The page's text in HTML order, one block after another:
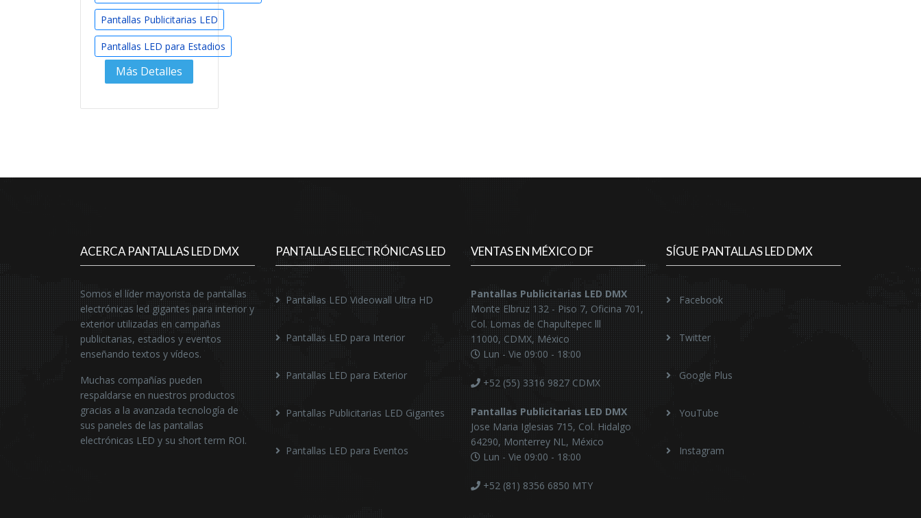
Pantallas Publicitarias LED
Pantallas LED para Estadios
Más Detalles
ACERCA PANTALLAS LED DMX
Somos el líder mayorista de pantallas
electrónicas led gigantes para interior y
exterior utilizadas en campañas
publicitarias, estadios y eventos
enseñando textos y vídeos.
Muchas compañías pueden
respaldarse en nuestros productos
gracias a la avanzada tecnología de
sus paneles de las pantallas
electrónicas LED y su short term ROI.
PANTALLAS ELECTRÓNICAS LED
Pantallas LED Videowall Ultra HD
Pantallas LED para Interior
Pantallas LED para Exterior
Pantallas Publicitarias LED Gigantes
Pantallas LED para Eventos
VENTAS EN MÉXICO DF
Pantallas Publicitarias LED DMX
Monte Elbruz 132 - Piso 7, Oficina 701,
Col. Lomas de Chapultepec lll
11000, CDMX, México
Lun - Vie 09:00 - 18:00
+52 (55) 3316 9827 CDMX
Pantallas Publicitarias LED DMX
Jose Maria Iglesias 715, Col. Hidalgo
64290, Monterrey NL, México
Lun - Vie 09:00 - 18:00
+52 (81) 8356 6850 MTY
SÍGUE PANTALLAS LED DMX
Facebook
Twitter
Google Plus
YouTube
Instagram